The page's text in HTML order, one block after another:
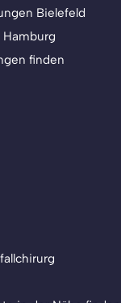
Bielefeld
finden